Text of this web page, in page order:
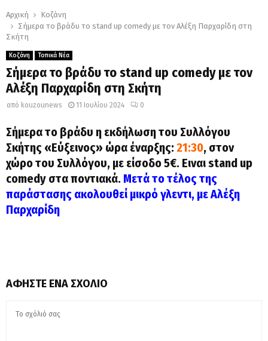
Αρχική
Κοζάνη
Σήμερα το βράδυ το stand up comedy με τον Αλέξη Παρχαρίδη στη
Σκήτη
Κοζάνη Τοπικά Νέα
Σήμερα το βράδυ το stand up comedy με τον
Αλέξη Παρχαρίδη στη Σκήτη
από kouzounews 11 Ιουλίου 2024 0
Σήμερα το βράδυ η εκδήλωση του Συλλόγου
Σκήτης «Εύξεινος» ώρα έναρξης:21:30, στον
χώρο του Συλλόγου, με είσοδο 5€. Ειναι stand up
comedy στα ποντιακά. Μετά το τέλος της
παράστασης ακολουθεί μικρό γλεντι, με Αλέξη
Παρχαρίδη
ΑΦΉΣΤΕ ΈΝΑ ΣΧΌΛΙΟ